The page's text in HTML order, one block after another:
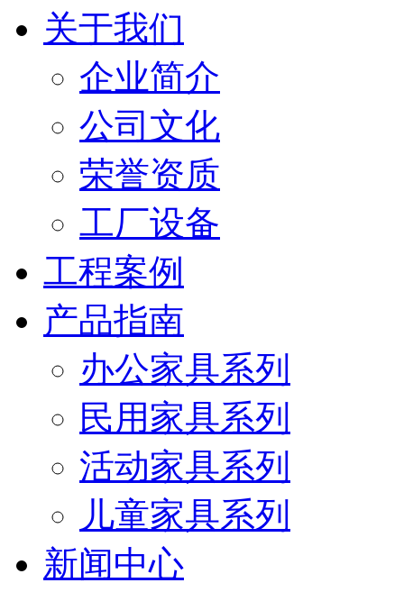
关于我们
企业简介
公司文化
荣誉资质
工厂设备
工程案例
产品指南
办公家具系列
民用家具系列
活动家具系列
儿童家具系列
新闻中心